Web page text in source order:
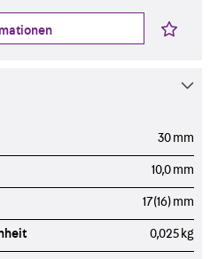
30 mm
10,0 mm
17(16) mm
0,025 kg